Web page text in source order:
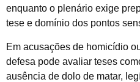
enquanto o plenário exige
tese e domínio dos pontos
Em acusações de homicídio
defesa pode avaliar teses
ausência de dolo de matar,